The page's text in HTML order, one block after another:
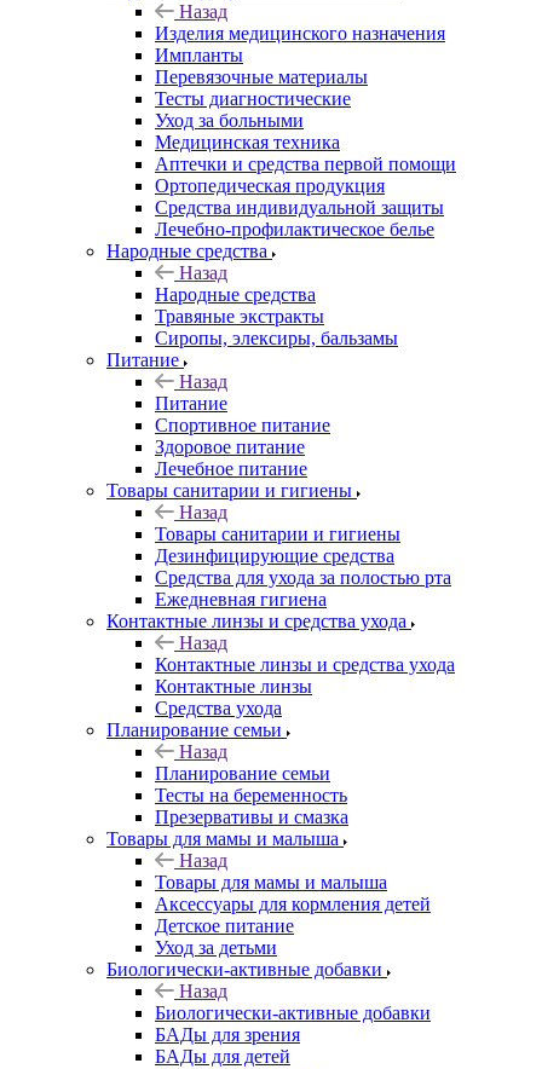
Назад
Изделия медицинского назначения
Импланты
Перевязочные материалы
Тесты диагностические
Уход за больными
Медицинская техника
Аптечки и средства первой помощи
Ортопедическая продукция
Средства индивидуальной защиты
Лечебно-профилактическое белье
Народные средства
Назад
Народные средства
Травяные экстракты
Сиропы, элексиры, бальзамы
Питание
Назад
Питание
Спортивное питание
Здоровое питание
Лечебное питание
Товары санитарии и гигиены
Назад
Товары санитарии и гигиены
Дезинфицирующие средства
Средства для ухода за полостью рта
Ежедневная гигиена
Контактные линзы и средства ухода
Назад
Контактные линзы и средства ухода
Контактные линзы
Средства ухода
Планирование семьи
Назад
Планирование семьи
Тесты на беременность
Презервативы и смазка
Товары для мамы и малыша
Назад
Товары для мамы и малыша
Аксессуары для кормления детей
Детское питание
Уход за детьми
Биологически-активные добавки
Назад
Биологически-активные добавки
БАДы для зрения
БАДы для детей